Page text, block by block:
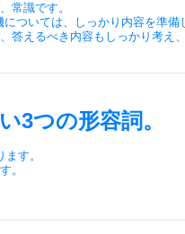
常識です。
ついては、しっかり内容を準備
答えるべき内容もしっかり考え
3つの形容詞。
す。
。